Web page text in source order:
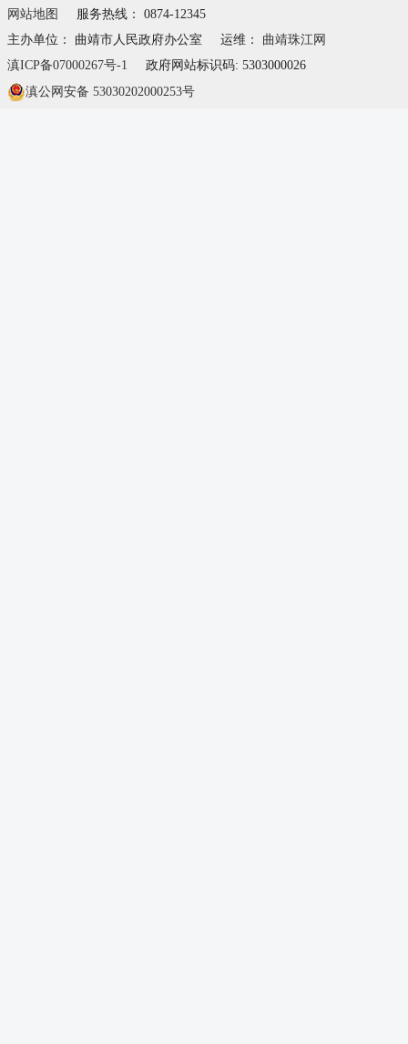
网站地图
服务热线： 0874-12345
主办单位： 曲靖市人民政府办公室
运维： 曲靖珠江网
滇ICP备07000267号-1
政府网站标识码: 5303000026
滇公网安备 53030202000253号